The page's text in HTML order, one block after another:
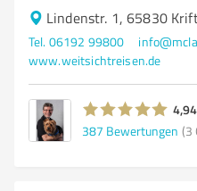
Lindenstr. 1, 65830
Tel. 06192 99800
www.weitsichtreisen.de
387 Bewertungen (3